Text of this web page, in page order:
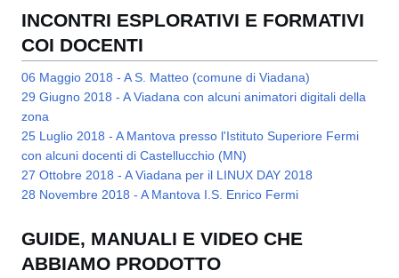
INCONTRI ESPLORATIVI E FORMATIVI
COI DOCENTI
06 Maggio 2018 - A S. Matteo (comune di Viadana)
29 Giugno 2018 - A Viadana con alcuni animatori digitali della
zona
25 Luglio 2018 - A Mantova presso l'Istituto Superiore Fermi
con alcuni docenti di Castellucchio (MN)
27 Ottobre 2018 - A Viadana per il LINUX DAY 2018
28 Novembre 2018 - A Mantova I.S. Enrico Fermi
GUIDE, MANUALI E VIDEO CHE
ABBIAMO PRODOTTO